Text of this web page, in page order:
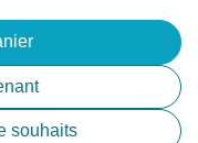
souhaits